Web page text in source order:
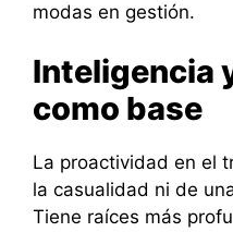
modas en gestión.
Inteligencia
como base
La proactividad en el
la casualidad ni de
Tiene raíces más